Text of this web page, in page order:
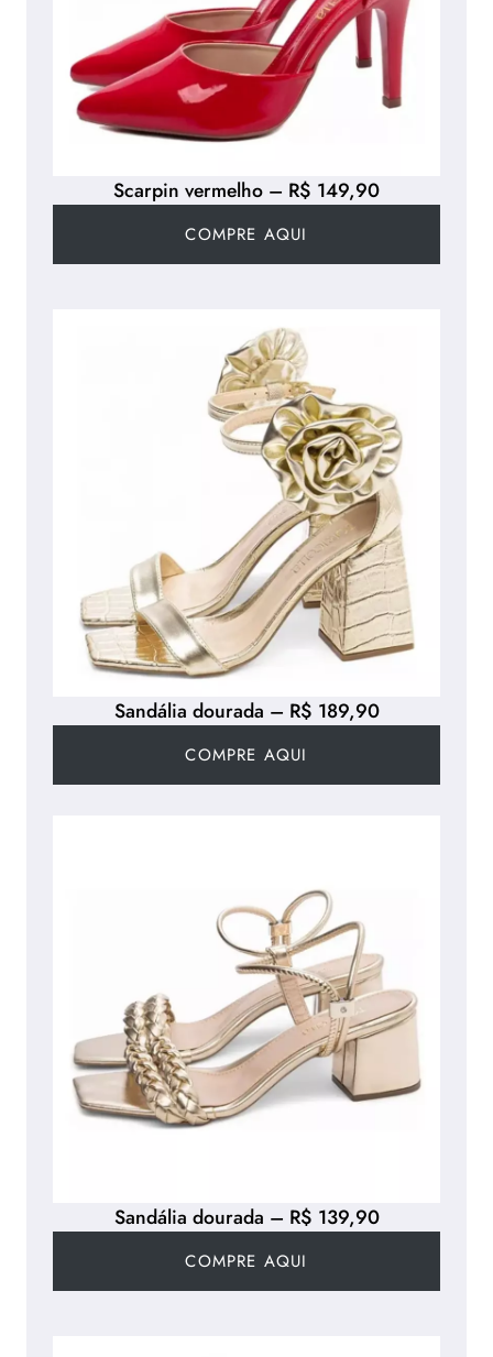
Sandália dourada – R$ 189,90
COMPRE AQUI
Scarpin vermelho – R$ 149,90
COMPRE AQUI
Sandália dourada – R$ 139,90
COMPRE AQUI